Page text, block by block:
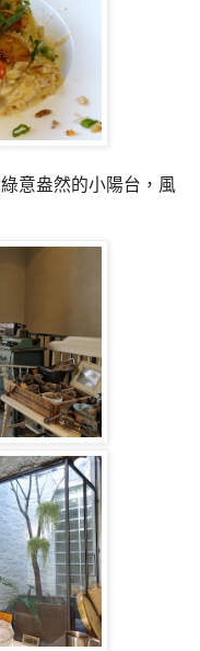
意盎然的小陽台，風